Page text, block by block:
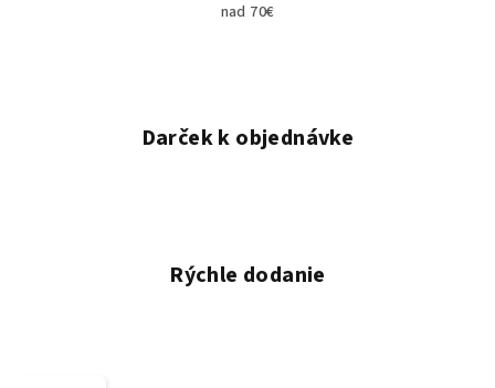
nad 70€
Darček k objednávke
Rýchle dodanie